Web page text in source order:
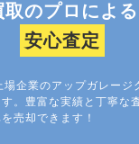
取のプロによる
安心査定
企業のアップガレージ
。豊富な実績と丁寧な
売却できます！